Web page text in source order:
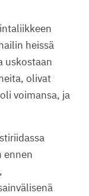
heissä
uskostaan
olivat
voimansa, ja
ennen